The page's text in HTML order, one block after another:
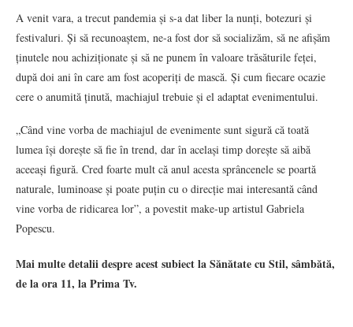
A venit vara, a trecut pandemia și s-a dat liber la nunți, botezuri și
festivaluri. Și să recunoaștem, ne-a fost dor să socializăm, să ne afișăm
ținutele nou achiziționate și să ne punem în valoare trăsăturile feței,
după doi ani în care am fost acoperiți de mască. Și cum fiecare ocazie
cere o anumită ținută, machiajul trebuie și el adaptat evenimentului.
„Când vine vorba de machiajul de evenimente sunt sigură că toată
lumea își dorește să fie în trend, dar în același timp dorește să aibă
aceeași figură. Cred foarte mult că anul acesta sprâncenele se poartă
naturale, luminoase și poate puțin cu o direcție mai interesantă când
vine vorba de ridicarea lor”, a povestit make-up artistul Gabriela
Popescu.
Mai multe detalii despre acest subiect la Sănătate cu Stil, sâmbătă,
de la ora 11, la Prima Tv.